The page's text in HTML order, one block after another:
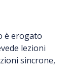
è erogato
lezioni
sincrone,